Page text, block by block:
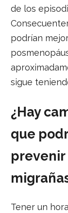
de los
podrían
sigue
¿Hay
que
prevenir
Tener un